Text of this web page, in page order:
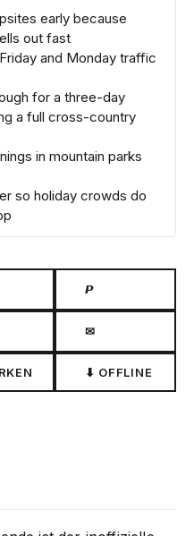
early because
out fast
and Monday traffic
for a three-day
a full cross-country
in mountain parks
so holiday crowds do
𝙋
✉
⬇ OFFLINE